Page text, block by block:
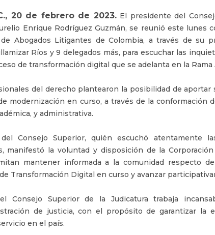
20 de febrero de 2023.El presidente del
Enrique Rodríguez Guzmán, se reunió este lunes
Abogados Litigantes de Colombia, a través de su
Ríos y 9 delegados más, para escuchar las
de transformación digital que se adelanta en la Rama
del derecho plantearon la posibilidad de aportar
modernización en curso, a través de la conformación
y administrativa.
Consejo Superior, quién escuchó atentamente
manifestó la voluntad y disposición de la
mantener informada a la comunidad respecto
Transformación Digital en curso y avanzar
Consejo Superior de la Judicatura trabaja
de justicia, con el propósito de garantizar la
en el país.